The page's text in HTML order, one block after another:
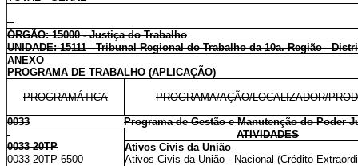
ÓRGÃO: 15000 - Justiça do Trabalho
UNIDADE: 15111 - Tribunal Regional do Trabalho da 10a. Região -
ANEXO
PROGRAMA DE TRABALHO (APLICAÇÃO)
PROGRAMÁTICA PROGRAMA/AÇÃO/LOCALIZADOR/
0033
Programa de Gestão e Manutenção do Poder
ATIVIDADES
0033 20TP
Ativos Civis da União
0033 20TP 6500
Ativos Civis da União - Nacional (Crédito